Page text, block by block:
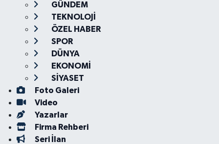
GÜNDEM
TEKNOLOJİ
ÖZEL HABER
SPOR
DÜNYA
EKONOMİ
SİYASET
Foto Galeri
Video
Yazarlar
Firma Rehberi
Seri İlan